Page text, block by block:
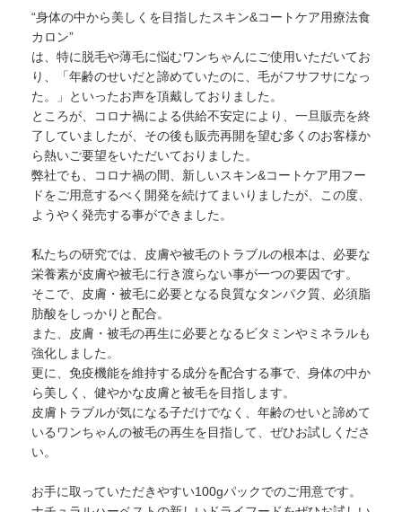
“身体の中から美しくを目指したスキン&コートケア用療法食
カロン”
は、特に脱毛や薄毛に悩むワンちゃんにご使用いただいてお
り、「年齢のせいだと諦めていたのに、毛がフサフサになっ
た。」といったお声を頂戴しておりました。
ところが、コロナ禍による供給不安定により、一旦販売を終
了していましたが、その後も販売再開を望む多くのお客様か
ら熱いご要望をいただいておりました。
弊社でも、コロナ禍の間、新しいスキン&コートケア用フー
ドをご用意するべく開発を続けてまいりましたが、この度、
ようやく発売する事ができました。
私たちの研究では、皮膚や被毛のトラブルの根本は、必要な
栄養素が皮膚や被毛に行き渡らない事が一つの要因です。
そこで、皮膚・被毛に必要となる良質なタンパク質、必須脂
肪酸をしっかりと配合。
また、皮膚・被毛の再生に必要となるビタミンやミネラルも
強化しました。
更に、免疫機能を維持する成分を配合する事で、身体の中か
ら美しく、健やかな皮膚と被毛を目指します。
皮膚トラブルが気になる子だけでなく、年齢のせいと諦めて
いるワンちゃんの被毛の再生を目指して、ぜひお試しくださ
い。
お手に取っていただきやすい100gパックでのご用意です。